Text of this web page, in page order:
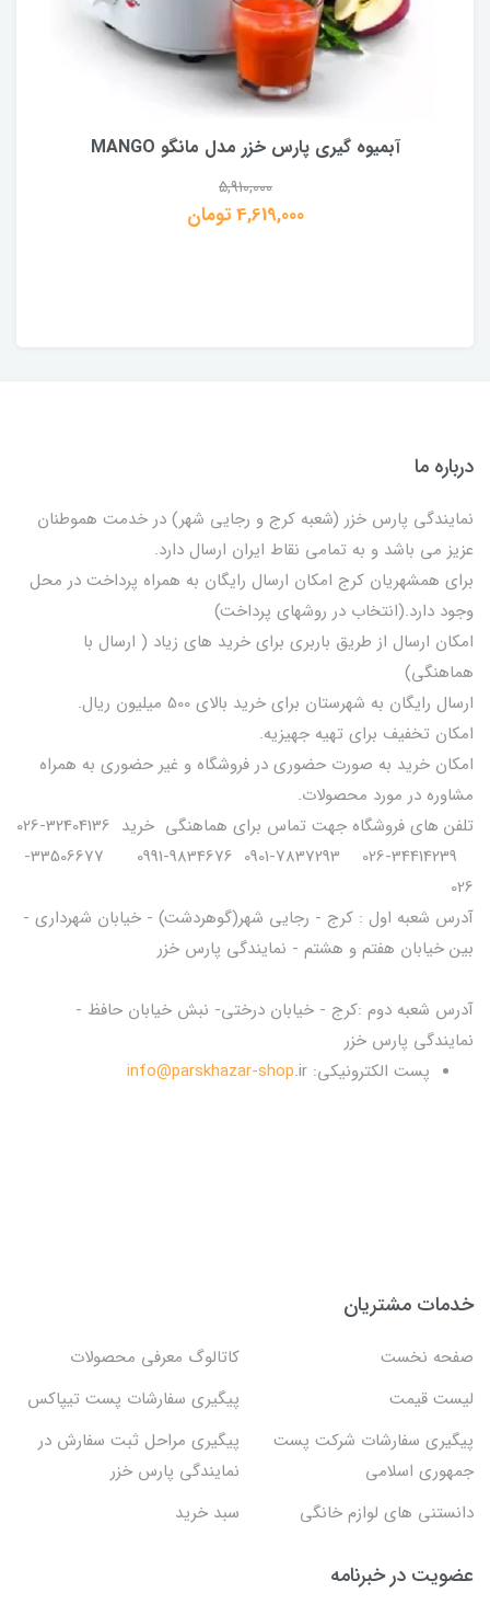
آبمیوه گیری پارس خزر مدل مانگو MANGO
5,910,000
4,619,000 تومان
درباره ما
نمایندگی پارس خزر (شعبه کرج و رجایی شهر) در خدمت هموطنان
عزیز می باشد و به تمامی نقاط ایران ارسال دارد.
برای همشهریان کرج امکان ارسال رایگان به همراه پرداخت در محل
وجود دارد.(انتخاب در روشهای پرداخت)
امکان ارسال از طریق باربری برای خرید های زیاد ( ارسال با
هماهنگی)
ارسال رایگان به شهرستان برای خرید بالای 500 میلیون ریال.
امکان تخفیف برای تهیه جهیزیه.
امکان خرید به صورت حضوری در فروشگاه و غیر حضوری به همراه
مشاوره در مورد محصولات.
تلفن های فروشگاه جهت تماس برای هماهنگی خرید 32404136-026
34414239-026 7837293-0901 9834676-0991 33506677-
026
آدرس شعبه اول : کرج - رجایی شهر(گوهردشت) - خیابان شهرداری -
بین خیابان هفتم و هشتم - نمایندگی پارس خزر
آدرس شعبه دوم :کرج - خیابان درختی- نبش خیابان حافظ -
نمایندگی پارس خزر
پست الکترونیکی:
info@parskhazar-shop.ir
خدمات مشتریان
صفحه نخست
کاتالوگ معرفی محصولات
لیست قیمت
پیگیری سفارشات پست تیپاکس
پیگیری سفارشات شرکت پست
جمهوری اسلامی
پیگیری مراحل ثبت سفارش در
نمایندگی پارس خزر
دانستنی های لوازم خانگی
سبد خرید
عضویت در خبرنامه